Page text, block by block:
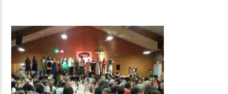
Radio Univers